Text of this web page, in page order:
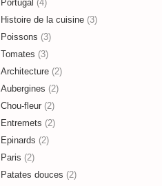
Portugal (4)
Histoire de la cuisine (3)
Poissons (3)
Tomates (3)
Architecture (2)
Aubergines (2)
Chou-fleur (2)
Entremets (2)
Epinards (2)
Paris (2)
Patates douces (2)